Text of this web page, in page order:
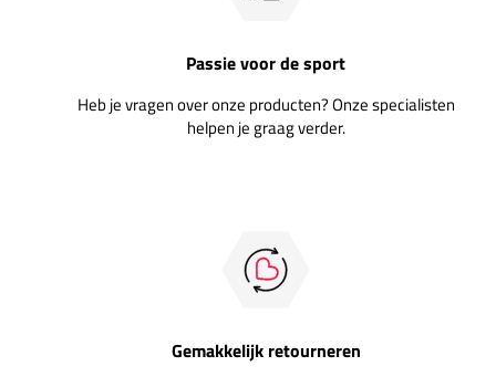
Passie voor de sport
Heb je vragen over onze producten? Onze specialisten
helpen je graag verder.
Gemakkelijk retourneren